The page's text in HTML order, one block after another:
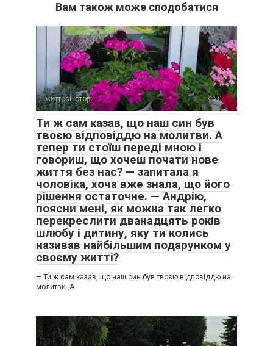
Вам також може сподобатися
життєві історії 0
Ти ж сам казав, що наш син був
твоєю відповіддю на молитви. А
тепер ти стоїш переді мною і
говориш, що хочеш почати нове
життя без нас? — запитала я
чоловіка, хоча вже знала, що його
рішення остаточне. — Андрію,
поясни мені, як можна так легко
перекреслити дванадцять років
шлюбу і дитину, яку ти колись
називав найбільшим подарунком у
своєму житті?
— Ти ж сам казав, що наш син був твоєю відповіддю на
молитви. А